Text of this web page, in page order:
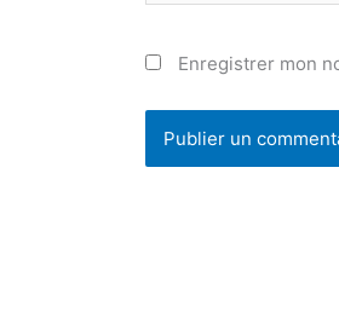
Enregistrer mon